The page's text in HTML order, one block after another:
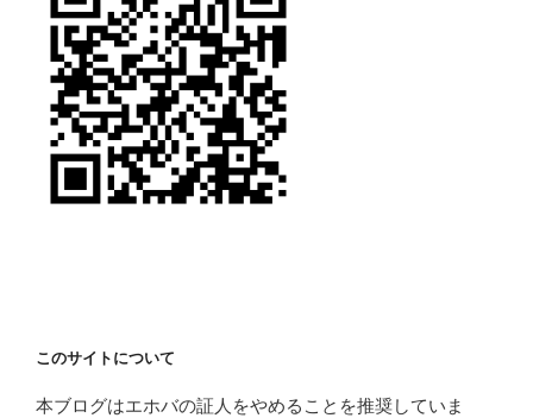
このサイトについて
本ブログはエホバの証人をやめることを推奨していま